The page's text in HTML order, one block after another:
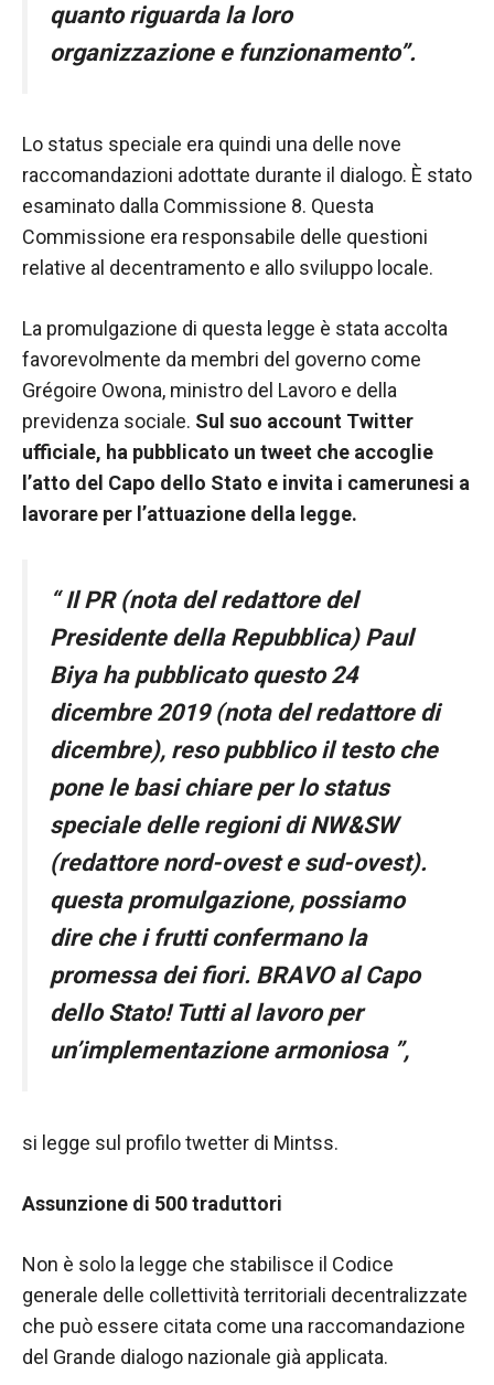
quanto riguarda la loro
organizzazione e funzionamento”.
Lo status speciale era quindi una delle nove
raccomandazioni adottate durante il dialogo. È stato
esaminato dalla Commissione 8. Questa
Commissione era responsabile delle questioni
relative al decentramento e allo sviluppo locale.
La promulgazione di questa legge è stata accolta
favorevolmente da membri del governo come
Grégoire Owona, ministro del Lavoro e della
previdenza sociale. Sul suo account Twitter
ufficiale, ha pubblicato un tweet che accoglie
l’atto del Capo dello Stato e invita i camerunesi a
lavorare per l’attuazione della legge.
“ Il PR (nota del redattore del
Presidente della Repubblica) Paul
Biya ha pubblicato questo 24
dicembre 2019 (nota del redattore di
dicembre), reso pubblico il testo che
pone le basi chiare per lo status
speciale delle regioni di NW&SW
(redattore nord-ovest e sud-ovest).
questa promulgazione, possiamo
dire che i frutti confermano la
promessa dei fiori. BRAVO al Capo
dello Stato! Tutti al lavoro per
un’implementazione armoniosa ”,
si legge sul profilo twetter di Mintss.
Assunzione di 500 traduttori
Non è solo la legge che stabilisce il Codice
generale delle collettività territoriali decentralizzate
che può essere citata come una raccomandazione
del Grande dialogo nazionale già applicata.
Experience
Affinché il
durante la tua
visita. Se rifiuti
alcune
funzionalità
scompariranno
Marketing
Condividendo i
tuoi interessi e
comportamenti
mentre visiti il
nostro sito,
possibilità di
offerte
personalizzati.